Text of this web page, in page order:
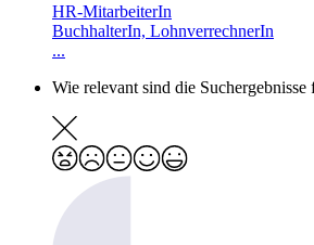
HR-MitarbeiterIn
BuchhalterIn, LohnverrechnerIn
...
Wie relevant sind die Suchergebnisse